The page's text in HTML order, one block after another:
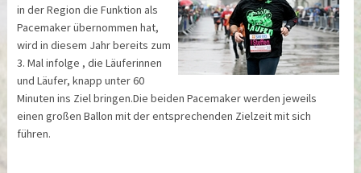
in der Region die Funktion als
Pacemaker übernommen hat,
wird in diesem Jahr bereits zum
3. Mal infolge , die Läuferinnen
und Läufer, knapp unter 60
Minuten ins Ziel bringen.Die beiden Pacemaker werden jeweils
einen großen Ballon mit der entsprechenden Zielzeit mit sich
führen.